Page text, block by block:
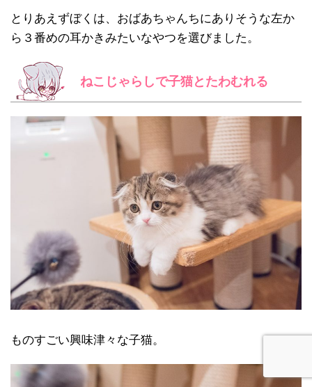
とりあえずぼくは、おばあちゃんちにありそうな左か
ら３番めの耳かきみたいなやつを選びました。
ねこじゃらしで子猫とたわむれる
ものすごい興味津々な子猫。